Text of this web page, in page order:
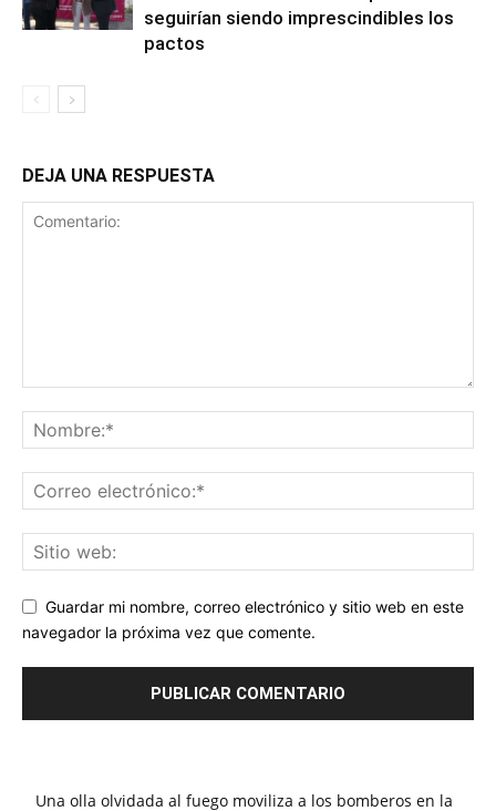
seguirían siendo imprescindibles los
pactos
DEJA UNA RESPUESTA
Guardar mi nombre, correo electrónico y sitio web en este
navegador la próxima vez que comente.
Una olla olvidada al fuego moviliza a los bomberos en la